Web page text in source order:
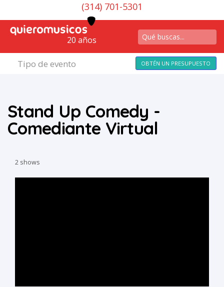
(314) 701-5301
20 años
Tipo de evento OBTÉN UN PRESUPUESTO
Stand Up Comedy -
Comediante Virtual
2 shows